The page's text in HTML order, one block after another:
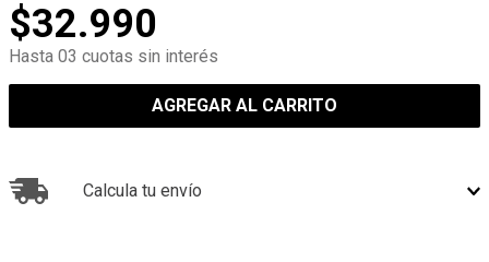
$32.990
Hasta 03 cuotas sin interés
AGREGAR AL CARRITO
Calcula tu envío